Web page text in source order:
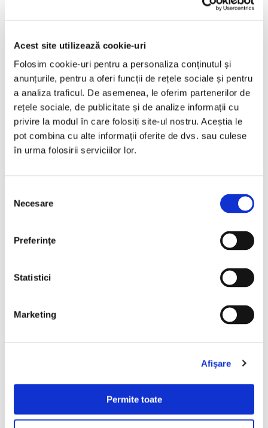
Acest site utilizează cookie-uri
Folosim cookie-uri pentru a personaliza conținutul și
anunțurile, pentru a oferi funcții de rețele sociale și pentru
a analiza traficul. De asemenea, le oferim partenerilor de
rețele sociale, de publicitate și de analize informații cu
privire la modul în care folosiți site-ul nostru. Aceștia le
pot combina cu alte informații oferite de dvs. sau culese
în urma folosirii serviciilor lor.
consimțământului
Necesare
Preferinţe
Statistici
Marketing
Afişare
Permite toate
Bucuresti Militari
€8.440
Programare vizionare
Vândută